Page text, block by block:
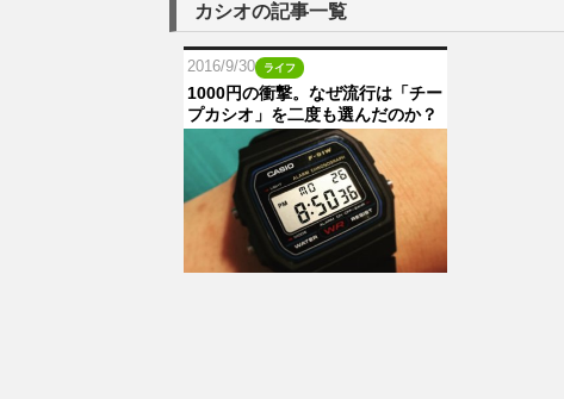
カシオの記事一覧
2016/9/30 ライフ
1000円の衝撃。なぜ流行は「チー
プカシオ」を二度も選んだのか？